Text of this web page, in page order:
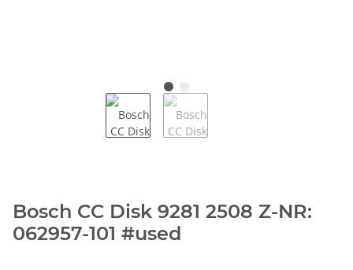
Bosch CC Disk 9281 2508 Z-NR:
062957-101 #used